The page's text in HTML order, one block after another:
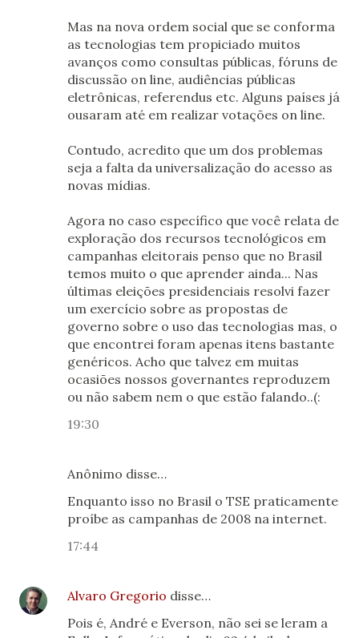
Mas na nova ordem social que se conforma
as tecnologias tem propiciado muitos
avanços como consultas públicas, fóruns de
discussão on line, audiências públicas
eletrônicas, referendus etc. Alguns países já
ousaram até em realizar votações on line.
Contudo, acredito que um dos problemas
seja a falta da universalização do acesso as
novas mídias.
Agora no caso específico que você relata de
exploração dos recursos tecnológicos em
campanhas eleitorais penso que no Brasil
temos muito o que aprender ainda... Nas
últimas eleições presidenciais resolvi fazer
um exercício sobre as propostas de
governo sobre o uso das tecnologias mas, o
que encontrei foram apenas itens bastante
genéricos. Acho que talvez em muitas
ocasiões nossos governantes reproduzem
ou não sabem nem o que estão falando..(:
19:30
Anônimo disse…
Enquanto isso no Brasil o TSE praticamente
proíbe as campanhas de 2008 na internet.
17:44
Alvaro Gregorio disse…
Pois é, André e Everson, não sei se leram a